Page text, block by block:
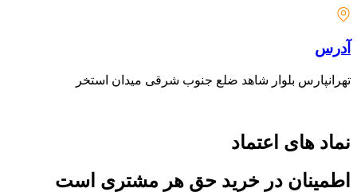
آدرس
تهرانپارس بلوار شاهد ضلع جنوب شرقی میدان استخر
نماد های اعتماد
اطمینان در خرید حق هر مشتری است